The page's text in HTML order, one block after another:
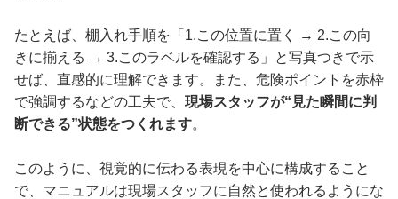
たとえば、棚入れ手順を「1.この位置に置く → 2.この向
きに揃える → 3.このラベルを確認する」と写真つきで示
せば、直感的に理解できます。また、危険ポイントを赤枠
で強調するなどの工夫で、 現場スタッフが“見た瞬間に判
断できる”状態をつくれます。
このように、視覚的に伝わる表現を中心に構成すること
で、マニュアルは現場スタッフに自然と使われるようにな